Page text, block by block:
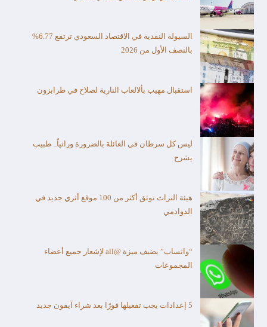
السيولة النقدية في الاقتصاد السعودي ترتفع 6.77%
بالنصف الأول من 2026
استقبال مهيب بألالعاب النارية لصلاح في طرابزون
ليس كل سرطان في العائلة بالضرورة وراثياً.. طبيب
يشرح
هيئة التراث توثق أكثر من 100 موقع أثري جديد في
الدوادمي
“واتساب” يضيف ميزة @all لإشعار جميع أعضاء
المجموعات
5 إعدادات يجب تفعيلها فورًا بعد شراء آيفون جديد